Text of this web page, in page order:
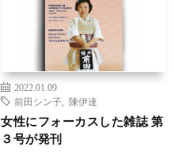
2022.01.09
前田シン子
陳伊達
女性にフォーカスした雑誌 第
３号が発刊